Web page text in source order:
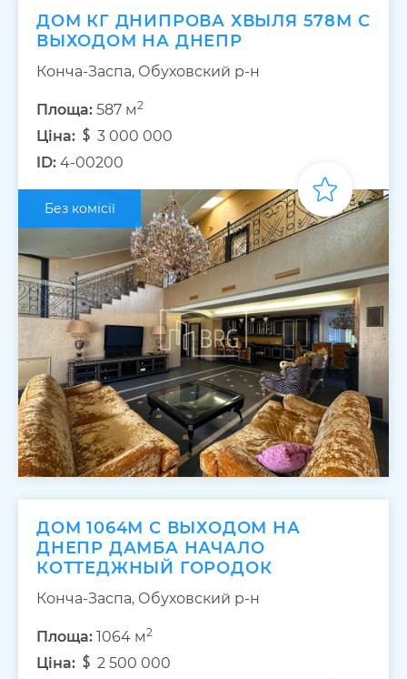
ДОМ КГ ДНИПРОВА ХВЫЛЯ 578М С
ВЫХОДОМ НА ДНЕПР
Конча-Заспа, Обуховский р-н
Площа: 587 м2
Ціна:
3 000 000
ID: 4-00200
Без комісії
ДОМ 1064М С ВЫХОДОМ НА
ДНЕПР ДАМБА НАЧАЛО
КОТТЕДЖНЫЙ ГОРОДОК
Конча-Заспа, Обуховский р-н
Площа: 1064 м2
Ціна:
2 500 000